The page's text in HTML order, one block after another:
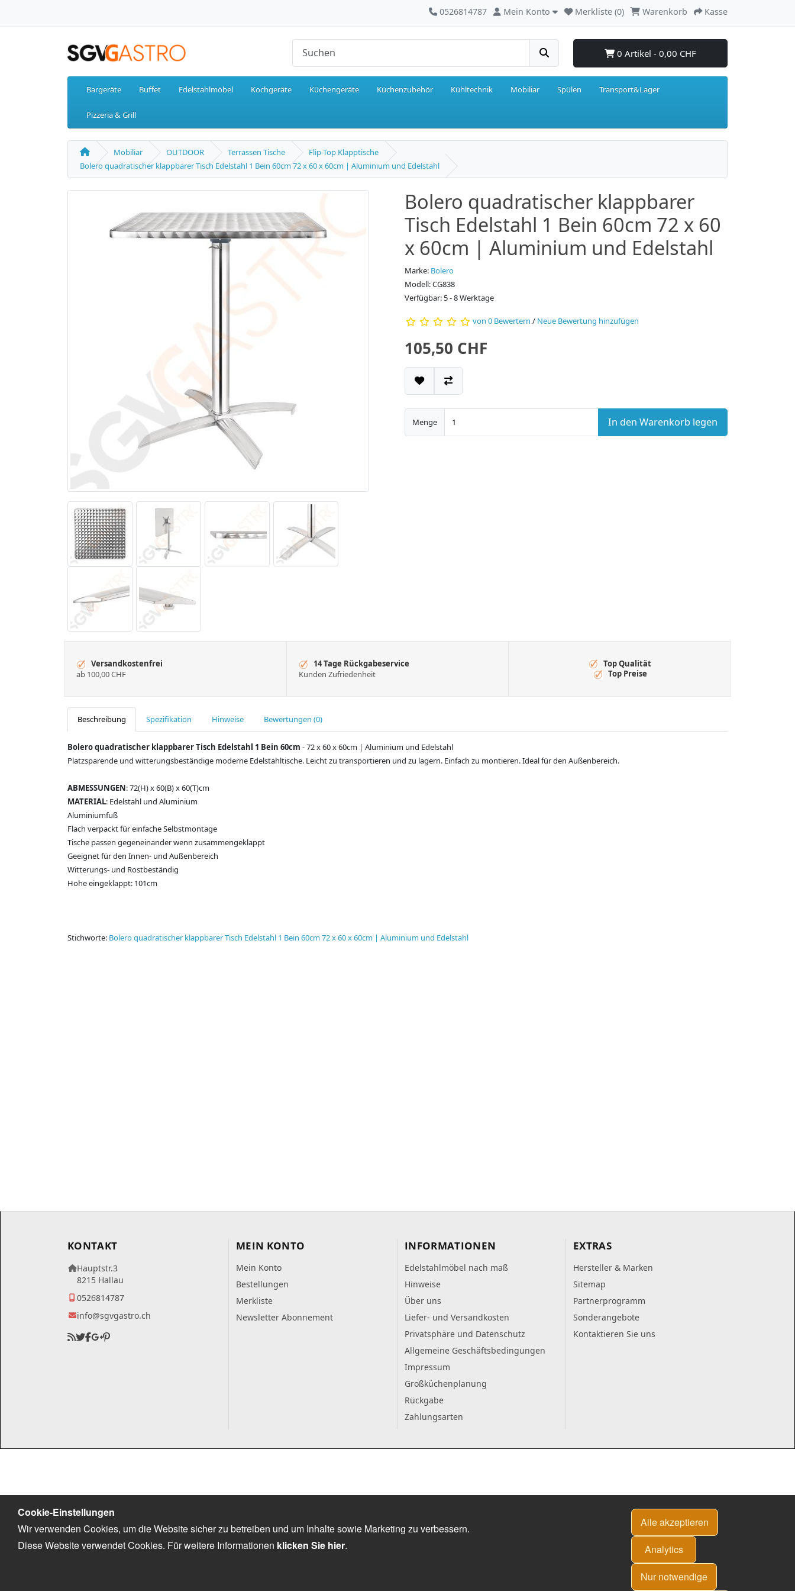
0526814787 Mein Konto Merkliste (0) Warenkorb Kasse
0 Artikel - 0,00 CHF
Bargeräte Buffet Edelstahlmöbel Kochgeräte Küchengeräte Küchenzubehör Kühltechnik Mobiliar Spülen Transport&Lager
Pizzeria & Grill
Mobiliar OUTDOOR Terrassen Tische
Flip-Top Klapptische
Bolero quadratischer klappbarer Tisch Edelstahl 1 Bein 60cm 72 x 60 x 60cm | Aluminium und Edelstahl
Bolero quadratischer klappbarer
Tisch Edelstahl 1 Bein 60cm 72 x 60
x 60cm | Aluminium und Edelstahl
Marke: Bolero
Modell: CG838
Verfügbar: 5 - 8 Werktage
von 0 Bewertern / Neue Bewertung hinzufügen
105,50 CHF
Menge In den Warenkorb legen
Versandkostenfrei
ab 100,00 CHF
14 Tage Rückgabeservice
Kunden Zufriedenheit
Top Qualität
Top Preise
Beschreibung Spezifikation Hinweise Bewertungen (0)
Bolero quadratischer klappbarer Tisch Edelstahl 1 Bein 60cm - 72 x 60 x 60cm | Aluminium und Edelstahl
Platzsparende und witterungsbeständige moderne Edelstahltische. Leicht zu transportieren und zu lagern. Einfach zu montieren. Ideal für den Außenbereich.
ABMESSUNGEN: 72(H) x 60(B) x 60(T)cm
MATERIAL: Edelstahl und Aluminium
Aluminiumfuß
Flach verpackt für einfache Selbstmontage
Tische passen gegeneinander wenn zusammengeklappt
Geeignet für den Innen- und Außenbereich
Witterungs- und Rostbeständig
Hohe eingeklappt: 101cm
Stichworte: Bolero quadratischer klappbarer Tisch Edelstahl 1 Bein 60cm 72 x 60 x 60cm | Aluminium und Edelstahl
KONTAKT
Hauptstr.3
8215 Hallau
0526814787
info@sgvgastro.ch
MEIN KONTO
Mein Konto
Bestellungen
Merkliste
Newsletter Abonnement
INFORMATIONEN
Edelstahlmöbel nach maß
Hinweise
Über uns
Liefer- und Versandkosten
Privatsphäre und Datenschutz
Allgemeine Geschäftsbedingungen
Impressum
Großküchenplanung
Rückgabe
Zahlungsarten
EXTRAS
Hersteller & Marken
Sitemap
Partnerprogramm
Sonderangebote
Kontaktieren Sie uns
Cookie-Einstellungen
Wir verwenden Cookies, um die Website sicher zu betreiben und um Inhalte sowie Marketing zu verbessern.
Diese Website verwendet Cookies. Für weitere Informationen klicken Sie hier.
Alle akzeptieren
Analytics
Nur notwendige